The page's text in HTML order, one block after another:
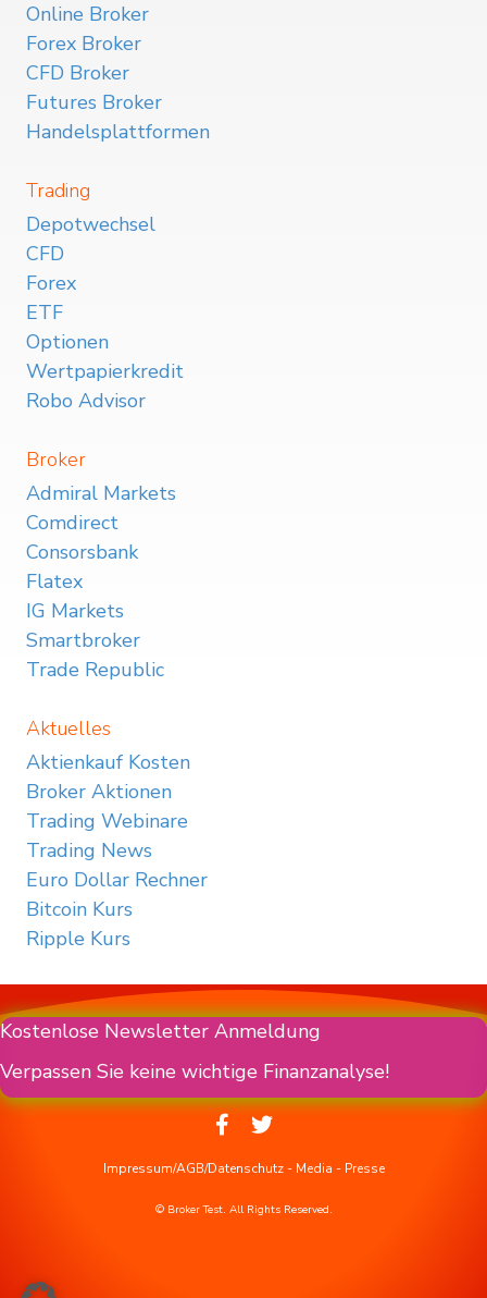
Online Broker
Forex Broker
CFD Broker
Futures Broker
Handelsplattformen
Trading
Depotwechsel
CFD
Forex
ETF
Optionen
Wertpapierkredit
Robo Advisor
Broker
Admiral Markets
Comdirect
Consorsbank
Flatex
IG Markets
Smartbroker
Trade Republic
Aktuelles
Aktienkauf Kosten
Broker Aktionen
Trading Webinare
Trading News
Euro Dollar Rechner
Bitcoin Kurs
Ripple Kurs
Kostenlose Newsletter Anmeldung
Verpassen Sie keine wichtige Finanzanalyse!
Impressum/AGB/Datenschutz- Media - Presse
© Broker Test. All Rights Reserved.